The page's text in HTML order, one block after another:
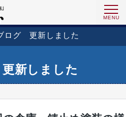
ログ 更新しました
新しました